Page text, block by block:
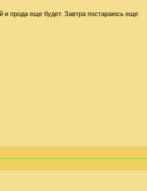
и прода еще будет. Завтра постараюсь еще